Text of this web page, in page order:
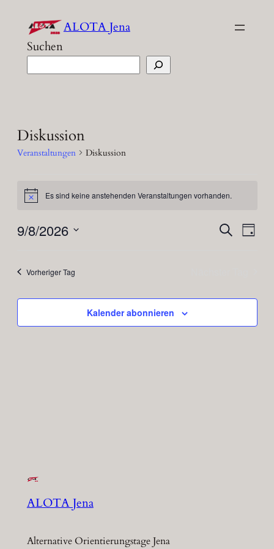
ALOTA Jena
Suchen
Diskussion
Veranstaltungen Diskussion
Veranstaltungen
für
9
2026
HinweisEs sind keine anstehenden Veranstaltungen vorhanden.
SucheTag
9/8/2026
wählen.
Vorheriger Tag
Kalender abonnieren
ALOTA Jena
Alternative Orientierungstage Jena